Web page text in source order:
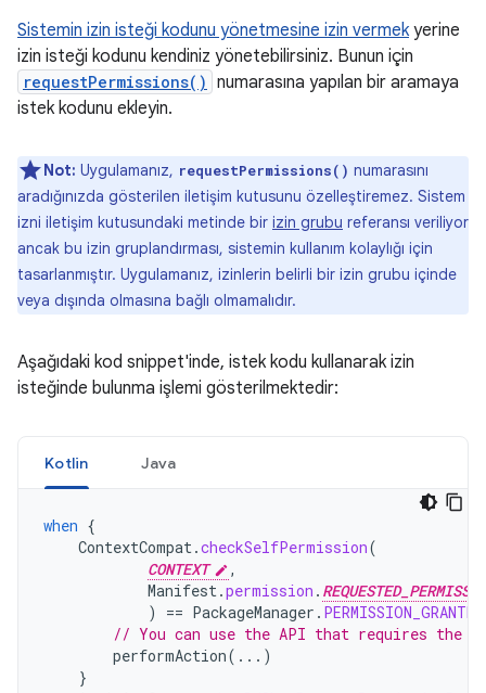
Sistemin izin isteği kodunu yönetmesine izin vermekyerine
izin isteği kodunu kendiniz yönetebilirsiniz. Bunun için
requestPermissions() numarasına yapılan bir aramaya
istek kodunu ekleyin.
Not: Uygulamanız, requestPermissions() numarasını
aradığınızda gösterilen iletişim kutusunu özelleştiremez. Sistem
izni iletişim kutusundaki metinde bir izin grubu referansı veriliyor
ancak bu izin gruplandırması, sistemin kullanım kolaylığı için
tasarlanmıştır. Uygulamanız, izinlerin belirli bir izin grubu içinde
veya dışında olmasına bağlı olmamalıdır.
Aşağıdaki kod snippet'inde, istek kodu kullanarak izin
isteğinde bulunma işlemi gösterilmektedir:
Kotlin Java
when {
ContextCompat.checkSelfPermission(
CONTEXT
,
Manifest.permission .
)
== PackageManager . PERMISSION_GRANTED
// You can use the API that requires the
performAction(...)
}